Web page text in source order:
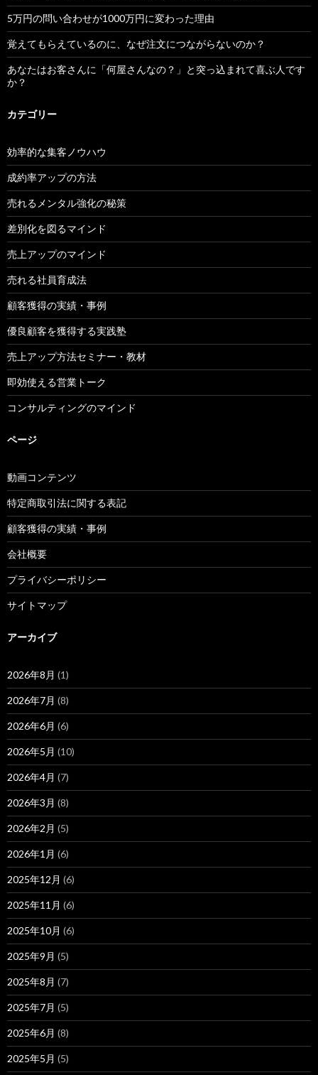
5万円の問い合わせが1000万円に変わった理由
覚えてもらえているのに、なぜ注文につながらないのか？
あなたはお客さんに「何屋さんなの？」と突っ込まれて喜ぶ人です
か？
カテゴリー
効率的な集客ノウハウ
成約率アップの方法
売れるメンタル強化の秘策
差別化を図るマインド
売上アップのマインド
売れる社員育成法
顧客獲得の実績・事例
優良顧客を獲得する実践塾
売上アップ方法セミナー・教材
即効使える営業トーク
コンサルティングのマインド
ページ
動画コンテンツ
特定商取引法に関する表記
顧客獲得の実績・事例
会社概要
プライバシーポリシー
サイトマップ
アーカイブ
2026年8月 (1)
2026年7月 (8)
2026年6月 (6)
2026年5月 (10)
2026年4月 (7)
2026年3月 (8)
2026年2月 (5)
2026年1月 (6)
2025年12月 (6)
2025年11月 (6)
2025年10月 (6)
2025年9月 (5)
2025年8月 (7)
2025年7月 (5)
2025年6月 (8)
2025年5月 (5)